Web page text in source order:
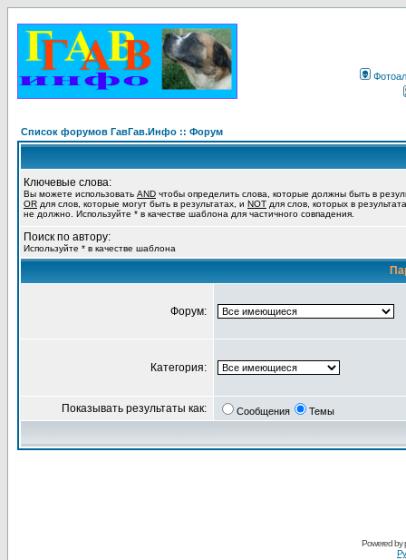
Список форумов ГавГав.Инфо :: Форум
Ключевые слова:
Вы можете использовать AND чтобы определить слова, которые должны быть в
OR для слов, которые могут быть в результатах, и NOT для слов, которых в
не должно. Используйте * в качестве шаблона для частичного совпадения.
Поиск по автору:
Используйте * в качестве шаблона
Форум:
Категория:
Показывать результаты как: Сообщения Темы
Powered by